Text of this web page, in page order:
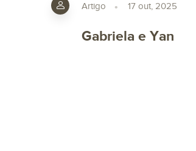
Artigo 17 out, 2025
Gabriela e Yan